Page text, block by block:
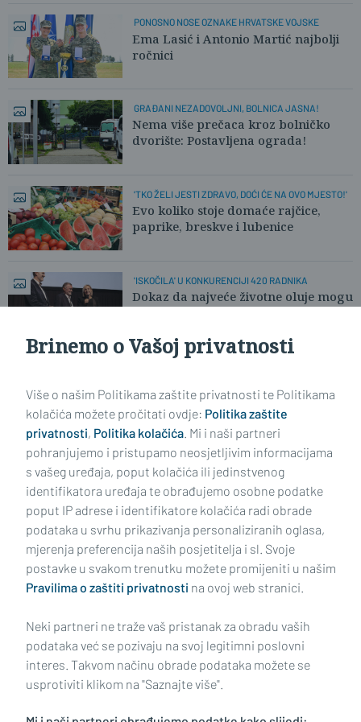
PONOSNO NOSE OZNAKE HRVATSKE VOJSKE
Ema Lasić i Antonio Martić najbolji
ročnici
GRAĐANI NEZADOVOLJNI, BOLNICA JASNA!
Nema više prečaca kroz bolničko
dvorište: Postavljena ograda!
'TKO ŽELI JESTI ZDRAVO, DOĆI ĆE NA OVO MJESTO!'
Evo koliko stoje domaće rajčice,
paprike, breskve i lubenice
'ISKOČILA' U KONKURENCIJI 420 RADNIKA
Dokaz da najveće životne oluje mogu
Impressum Uvjeti korištenja Politika privatnosti
Politika kolačića Kontakt Pritužbe Suradnici
Oglašavanje
RUBRIKE
Brinemo o Vašoj privatnosti
Više o našim Politikama zaštite privatnosti te Politikama
kolačića možete pročitati ovdje: Politika zaštite
privatnosti, Politika kolačića. Mi i naši partneri
pohranjujemo i pristupamo neosjetljivim informacijama
s vašeg uređaja, poput kolačića ili jedinstvenog
identifikatora uređaja te obrađujemo osobne podatke
poput IP adrese i identifikatore kolačića radi obrade
podataka u svrhu prikazivanja personaliziranih oglasa,
mjerenja preferencija naših posjetitelja i sl. Svoje
postavke u svakom trenutku možete promijeniti u našim
Pravilima o zaštiti privatnosti na ovoj web stranici.
Neki partneri ne traže vaš pristanak za obradu vaših
podataka već se pozivaju na svoj legitimni poslovni
interes. Takvom načinu obrade podataka možete se
usprotiviti klikom na "Saznajte više".